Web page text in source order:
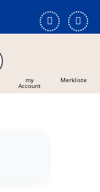
my
Account
Merkliste